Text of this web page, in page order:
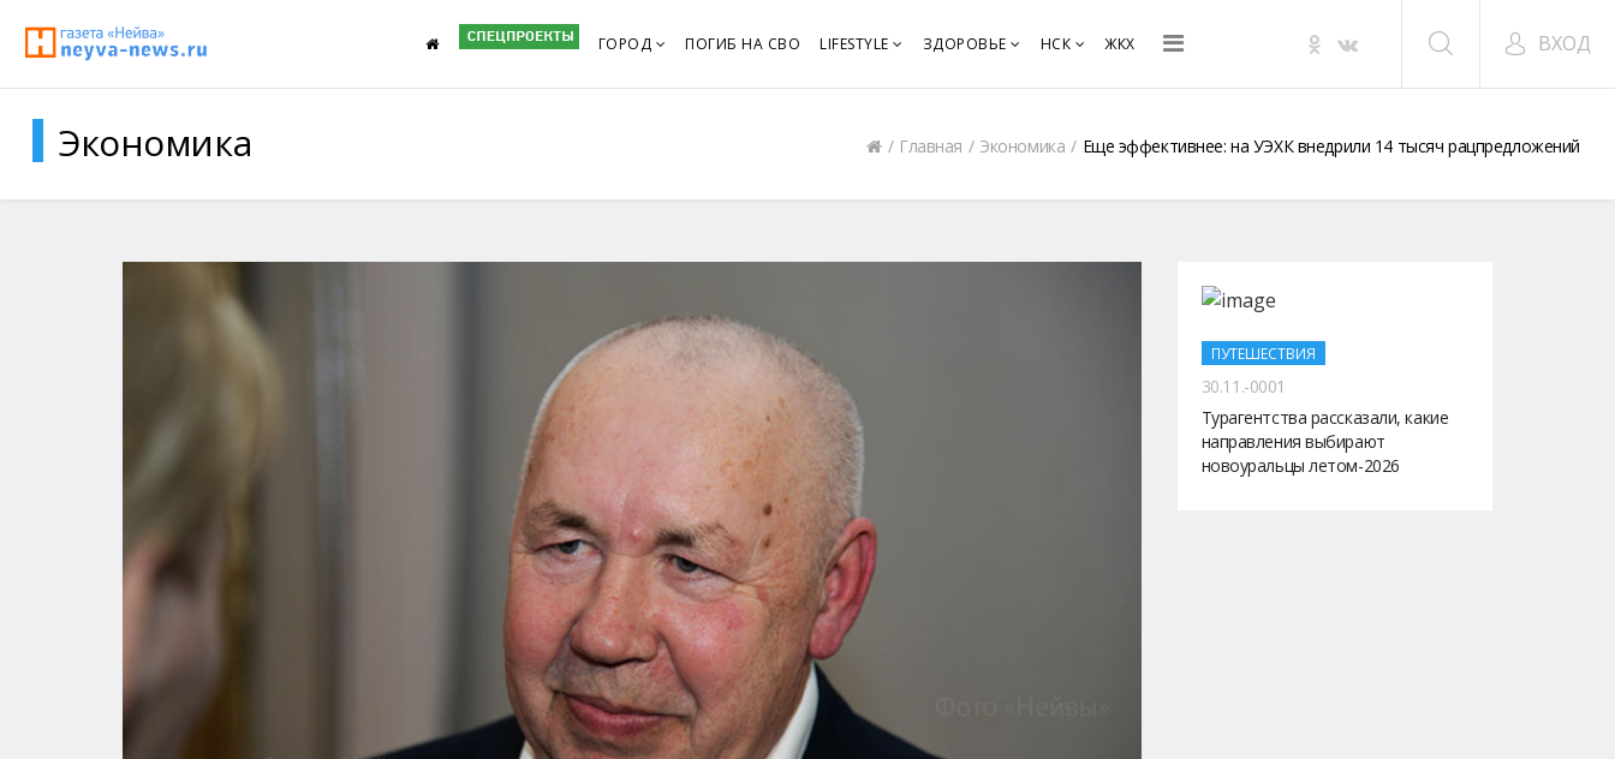
ГОРОД ПОГИБ НА СВО LIFESTYLE ЗДОРОВЬЕ НСК ЖКХ ВХОД
Экономика Главная Экономика Еще эффективнее: на УЭХК внедрили 14 тысяч рацпредложений
ПУТЕШЕСТВИЯ
30.11.-0001
Турагентства рассказали, какие
направления выбирают
новоуральцы летом-2026